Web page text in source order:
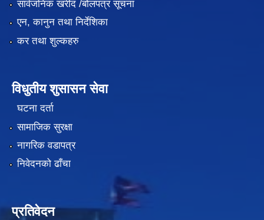
सार्वजनिक खरीद /बोलपत्र सूचना
एन, कानुन तथा निर्देशिका
कर तथा शुल्कहरु
विधुतीय शुसासन सेवा
घटना दर्ता
सामाजिक सुरक्षा
नागरिक वडापत्र
निवेदनको ढाँचा
प्रतिवेदन